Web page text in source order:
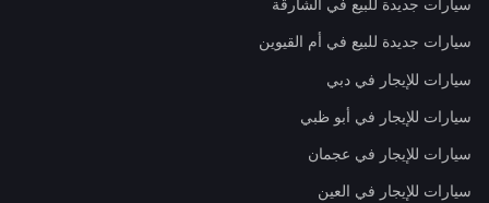
سيارات جديدة للبيع في الشارقة
سيارات جديدة للبيع في أم القيوين
سيارات للإيجار في دبي
سيارات للإيجار في أبو ظبي
سيارات للإيجار في عجمان
سيارات للإيجار في العين